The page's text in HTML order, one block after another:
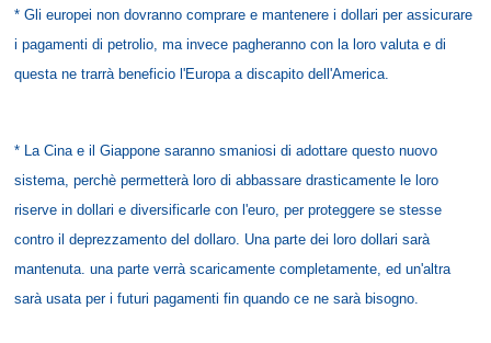
* Gli europei non dovranno comprare e mantenere i dollari per assicurare
i pagamenti di petrolio, ma invece pagheranno con la loro valuta e di
questa ne trarrà beneficio l'Europa a discapito dell'America.
* La Cina e il Giappone saranno smaniosi di adottare questo nuovo
sistema, perchè permetterà loro di abbassare drasticamente le loro
riserve in dollari e diversificarle con l'euro, per proteggere se stesse
contro il deprezzamento del dollaro. Una parte dei loro dollari sarà
mantenuta. una parte verrà scaricamente completamente, ed un'altra
sarà usata per i futuri pagamenti fin quando ce ne sarà bisogno.